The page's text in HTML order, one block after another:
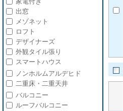
出窓
メゾネット
ロフト
デザイナーズ
外観タイル張り
スマートハウス
ノンホルムアルデヒド
二重床・二重天井
バルコニー
ルーフバルコニー